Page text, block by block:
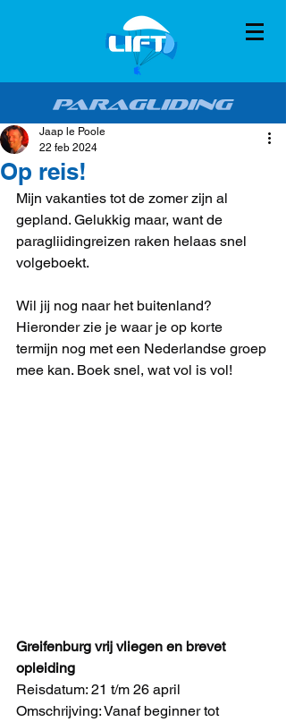
Op reis!
Jaap le Poole
22 feb 2024
Mijn vakanties tot de zomer zijn al
gepland. Gelukkig maar, want de
paragliidingreizen raken helaas snel
volgeboekt.
Wil jij nog naar het buitenland?
Hieronder zie je waar je op korte
termijn nog met een Nederlandse groep
mee kan. Boek snel, wat vol is vol!
Greifenburg vrij vliegen en brevet
opleiding
Reisdatum: 21 t/m 26 april
Omschrijving: Vanaf beginner tot